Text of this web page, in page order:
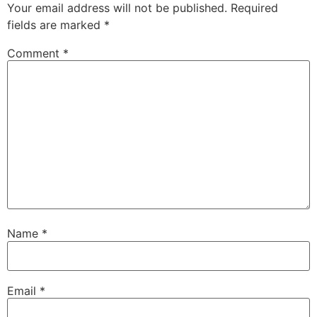
Your email address will not be published. Required
fields are marked *
Comment *
Name *
Email *